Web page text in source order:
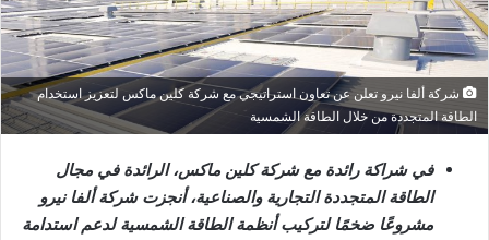
شركة ألفا نيرو تعلن عن تعاون استراتيجي مع شركة كلين ماكس لتعزيز استخدام
الطاقة المتجددة من خلال الطاقة الشمسية
في شراكة رائدة مع شركة كلين ماكس، الرائدة في مجال
الطاقة المتجددة التجارية والصناعية، أنجزت شركة ألفا نيرو
مشروعًا ضخمًا لتركيب أنظمة الطاقة الشمسية لدعم استدامة